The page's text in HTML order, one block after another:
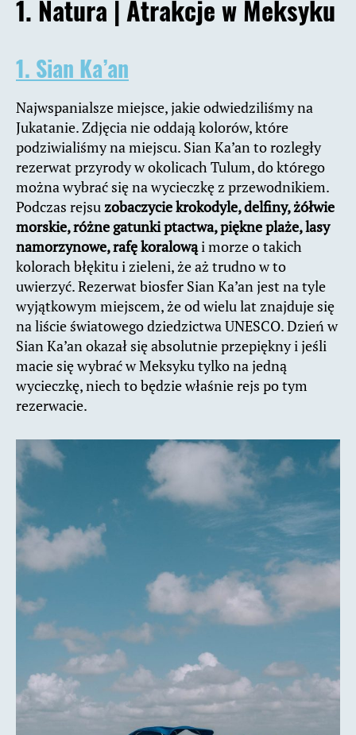
1. Natura | Atrakcje w Meksyku
1. Sian Ka’an
Najwspanialsze miejsce, jakie odwiedziliśmy na
Jukatanie. Zdjęcia nie oddają kolorów, które
podziwialiśmy na miejscu. Sian Ka’an to rozległy
rezerwat przyrody w okolicach Tulum, do którego
można wybrać się na wycieczkę z przewodnikiem.
Podczas rejsuzobaczycie krokodyle, delfiny, żółwie
morskie, różne gatunki ptactwa, piękne plaże, lasy
namorzynowe, rafę koralowąi morze o takich
kolorach błękitu i zieleni, że aż trudno w to
uwierzyć. Rezerwat biosfer Sian Ka’an jest na tyle
wyjątkowym miejscem, że od wielu lat znajduje się
na liście światowego dziedzictwa UNESCO. Dzień w
Sian Ka’an okazał się absolutnie przepiękny i jeśli
macie się wybrać w Meksyku tylko na jedną
wycieczkę, niech to będzie właśnie rejs po tym
rezerwacie.